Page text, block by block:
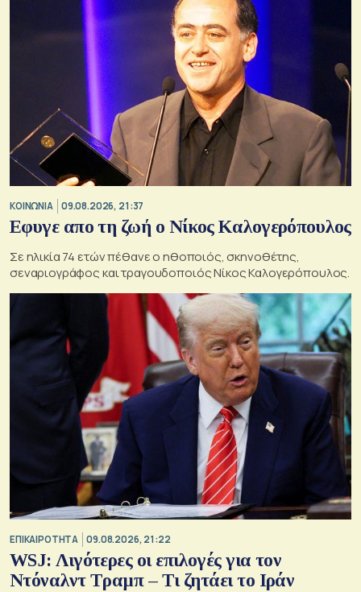
ΚΟΙΝΩΝΙΑ 09.08.2026, 21:37
Εφυγε απο τη ζωή ο Νίκος Καλογερόπουλος
Σε ηλικία 74 ετών πέθανε ο ηθοποιός, σκηνοθέτης,
σεναριογράφος και τραγουδοποιός Νίκος Καλογερόπουλος.
ΕΠΙΚΑΙΡΟΤΗΤΑ 09.08.2026, 21:22
WSJ: Λιγότερες οι επιλογές για τον
Ντόναλντ Τραμπ – Τι ζητάει το Ιράν